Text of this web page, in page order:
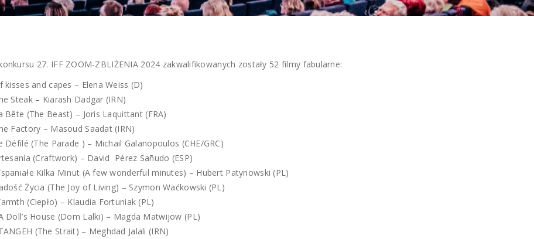
NAN
27. IFF ZOOM-ZBLIŻENIA 2024 zakwalifikowanych zostały 52 filmy fabularne:
kisses and capes – Elena Weiss (D)
Steak – Kiarash Dadgar (IRN)
Bête (The Beast) – Joris Laquittant (FRA)
Factory – Masoud Saadat (IRN)
Défilé (The Parade ) – Michail Galanopoulos (CHE/GRC)
(Craftwork) – David Pérez Sañudo (ESP)
Kilka Minut (A few wonderful minutes) – Hubert Patynowski (PL)
Życia (The Joy of Living) – Szymon Waćkowski (PL)
(Ciepło) – Klaudia Fortuniak (PL)
Doll’s House (Dom Lalki) – Magda Matwijow (PL)
(The Strait) – Meghdad Jalali (IRN)